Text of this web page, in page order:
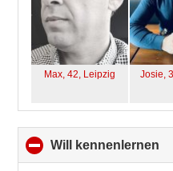
Max, 42, Leipzig Josie,
will kennenlernen
to